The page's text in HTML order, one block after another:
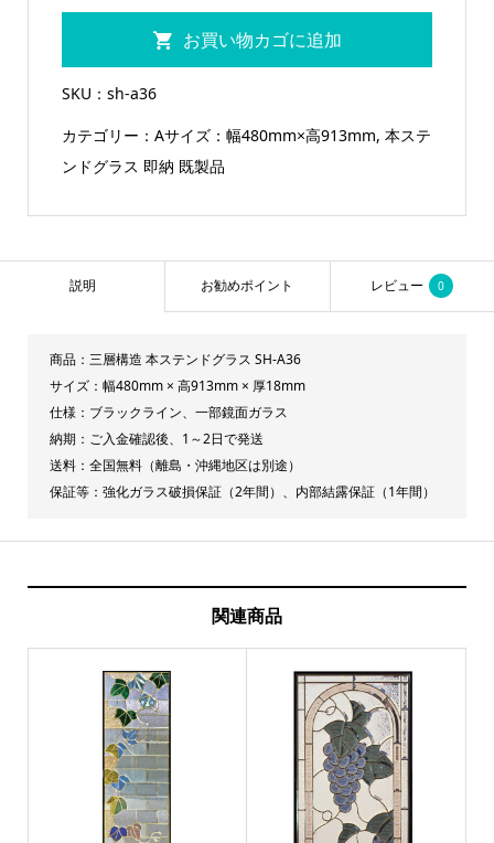
本
ン
ド
グ
SH-
廃
盤
在
庫
限
☆
お買い物カゴに追加
SKU： sh-a36
カテゴリー： Aサイズ：幅480mm×高913mm, 本ステ
ンドグラス 即納 既製品
説明 お勧めポイント レビュー 0
商品：三層構造 本ステンドグラス SH-A36
サイズ：幅480mm × 高913mm × 厚18mm
仕様：ブラックライン、一部鏡面ガラス
納期：ご入金確認後、1～2日で発送
送料：全国無料（離島・沖縄地区は別途）
保証等：強化ガラス破損保証（2年間）、内部結露保証（1年間）
関連商品